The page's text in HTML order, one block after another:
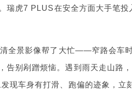
虎7 PLUS在安全方面大手笔投
景影像帮了大忙——窄路会车时
告别剐蹭烦恼。遇到雨天走山路
现车身有打滑、跑偏的迹象，